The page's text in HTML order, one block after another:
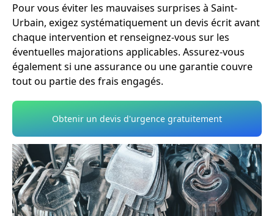
Pour vous éviter les mauvaises surprises à Saint-
Urbain, exigez systématiquement un devis écrit avant
chaque intervention et renseignez-vous sur les
éventuelles majorations applicables. Assurez-vous
également si une assurance ou une garantie couvre
tout ou partie des frais engagés.
Obtenir un devis d'urgence gratuitement